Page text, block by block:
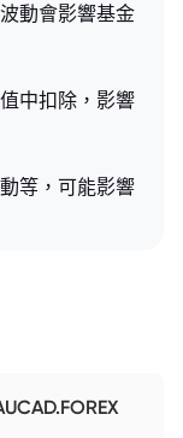
動會影響基金
中扣除，影響
等，可能影響